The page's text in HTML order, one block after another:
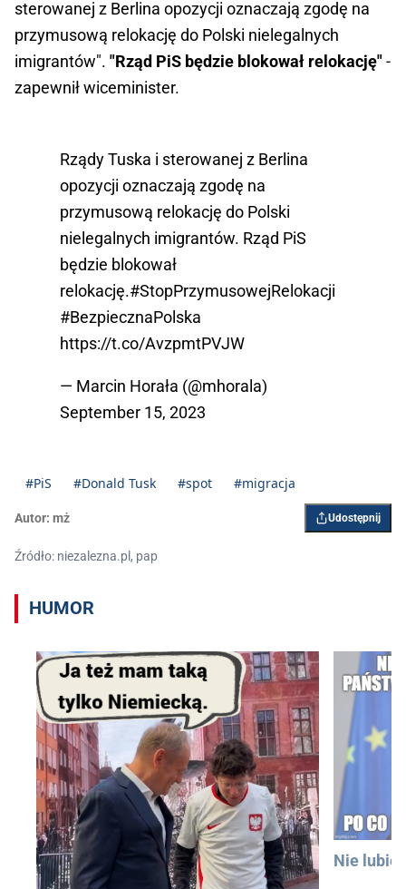
sterowanej z Berlina opozycji oznaczają zgodę na
przymusową relokację do Polski nielegalnych
imigrantów". "Rząd PiS będzie blokował relokację"-
zapewnił wiceminister.
Rządy Tuska i sterowanej z Berlina
opozycji oznaczają zgodę na
przymusową relokację do Polski
nielegalnych imigrantów. Rząd PiS
będzie blokował
relokację.#StopPrzymusowejRelokacji
#BezpiecznaPolska
https://t.co/AvzpmtPVJW
— Marcin Horała (@mhorala)
September 15, 2023
#PiS #Donald Tusk #spot #migracja
Autor: mż Udostępnij
Źródło: niezalezna.pl, pap
HUMOR
Nie lubię